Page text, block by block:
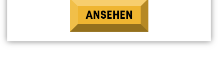
ANSEHEN